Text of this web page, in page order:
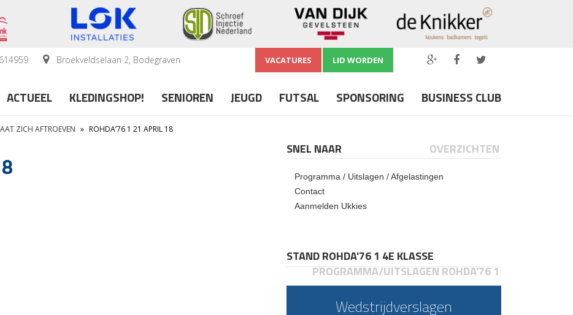
Broekveldselaan 2, Bodegraven VACATURES LID WORDEN
ACTUEEL KLEDINGSHOP! SENIOREN JEUGD FUTSAL SPONSORING BUSINESS CLUB
ZICH AFTROEVEN » ROHDA’76 1 21 APRIL 18
SNEL NAAR OVERZICHTEN
Programma / Uitslagen / Afgelastingen
Contact
Aanmelden Ukkies
STAND ROHDA'76 1 4E KLASSE
PROGRAMMA/UITSLAGEN ROHDA'76 1
Wedstrijdverslagen